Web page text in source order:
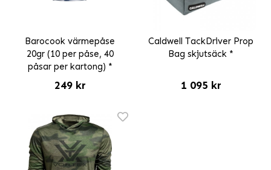
Barocook värmepåse
20gr (10 per påse, 40
påsar per kartong) *
249 kr
Caldwell TackDriver Prop
Bag skjutsäck *
1 095 kr